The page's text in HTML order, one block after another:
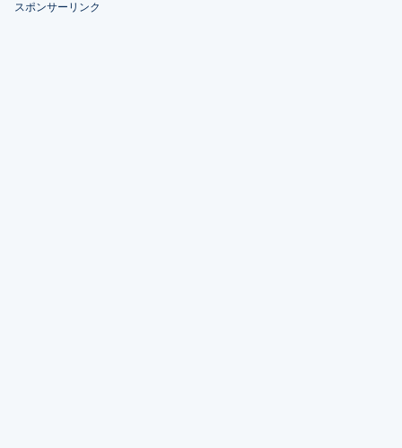
スポンサーリンク